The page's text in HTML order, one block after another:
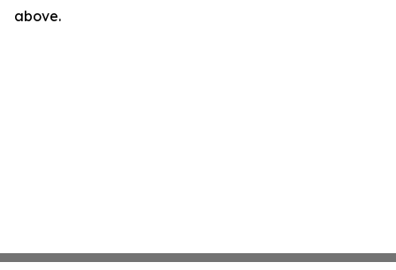
above.